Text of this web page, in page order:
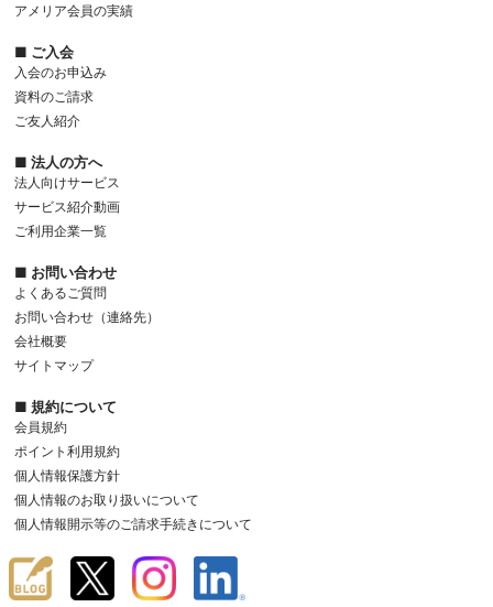
アメリア会員の実績
■ ご入会
入会のお申込み
資料のご請求
ご友人紹介
■ 法人の方へ
法人向けサービス
サービス紹介動画
ご利用企業一覧
■ お問い合わせ
よくあるご質問
お問い合わせ（連絡先）
会社概要
サイトマップ
■ 規約について
会員規約
ポイント利用規約
個人情報保護方針
個人情報のお取り扱いについて
個人情報開示等のご請求手続きについて